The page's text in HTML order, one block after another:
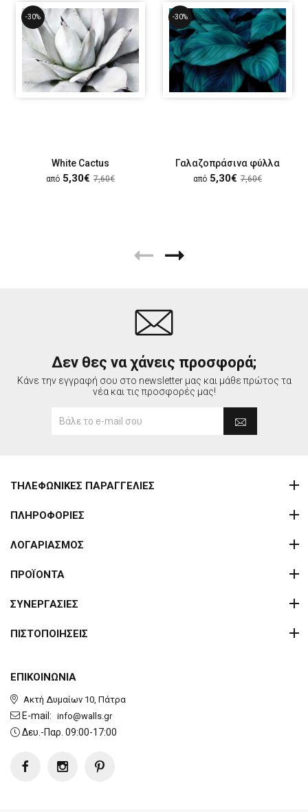
-30%
White Cactus
από 5,30€ 7,60€
-30%
Γαλαζοπράσινα φύλλα
από 5,30€ 7,60€
Δεν θες να χάνεις προσφορά;
Κάνε την εγγραφή σου στο newsletter μας και μάθε πρώτος τα
νέα και τις προσφορές μας!
ΕΠΙΚΟΙΝΩΝΙΑ
Ακτή Δυμαίων 10, Πάτρα
E-mail: info@walls.gr
Δευ.-Παρ. 09:00-17:00
ΤΗΛΕΦΩΝΙΚΕΣ ΠΑΡΑΓΓΕΛΙΕΣ
ΠΛΗΡΟΦΟΡΙΕΣ
ΛΟΓΑΡΙΑΣΜΟΣ
ΠΡΟΪΟΝΤΑ
ΣΥΝΕΡΓΑΣΙΕΣ
ΠΙΣΤΟΠΟΙΗΣΕΙΣ